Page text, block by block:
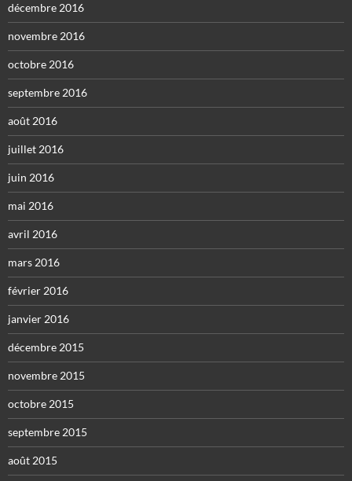
décembre 2016
novembre 2016
octobre 2016
septembre 2016
août 2016
juillet 2016
juin 2016
mai 2016
avril 2016
mars 2016
février 2016
janvier 2016
décembre 2015
novembre 2015
octobre 2015
septembre 2015
août 2015